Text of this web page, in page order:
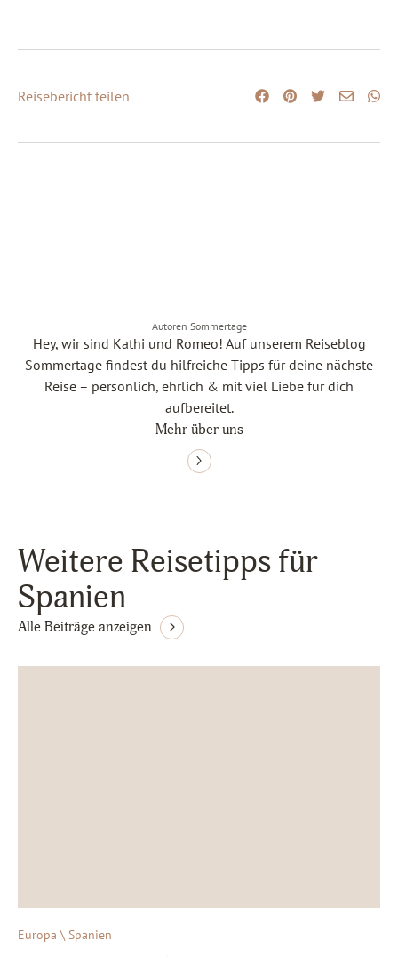
Reisebericht teilen
Autoren Sommertage
Hey, wir sind Kathi und Romeo! Auf unserem Reiseblog
Sommertage findest du hilfreiche Tipps für deine nächste
Reise – persönlich, ehrlich & mit viel Liebe für dich
aufbereitet.
Mehr über uns
Weitere Reisetipps für
Spanien
Alle Beiträge anzeigen
Europa \ Spanien